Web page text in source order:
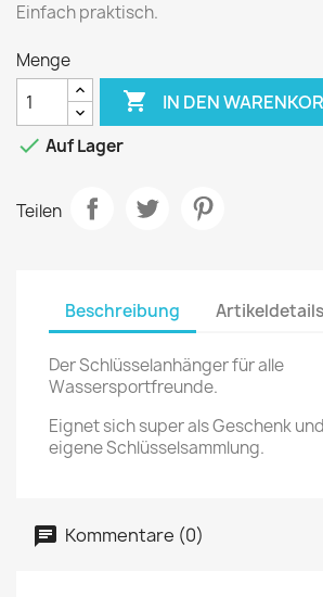
Einfach praktisch.
Menge
 IN DEN
 Auf Lager
Teilen
Beschreibung Artikeldetails
Der Schlüsselanhänger für alle
Wassersportfreunde.
Eignet sich super als Geschenk
eigene Schlüsselsammlung.
Kommentare (0)